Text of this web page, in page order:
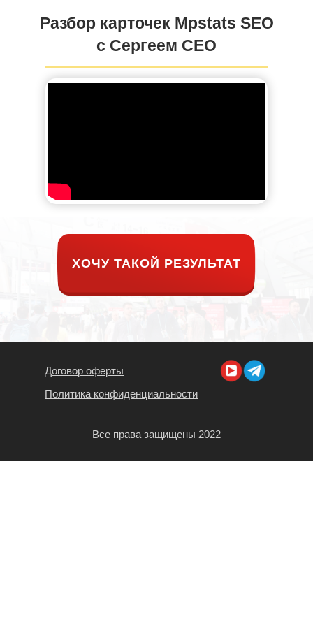
Разбор карточек Mpstats SEO
с Сергеем СЕО
ХОЧУ ТАКОЙ РЕЗУЛЬТАТ
Договор оферты
Политика конфиденциальности
Все права защищены 2022